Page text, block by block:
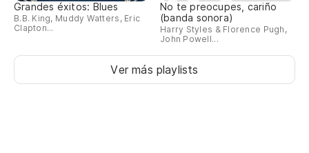
Grandes éxitos: Blues
B.B. King, Muddy Watters, Eric
Clapton...
No te preocupes, cariño
(banda sonora)
Harry Styles & Florence Pugh,
John Powell...
Ver más playlists